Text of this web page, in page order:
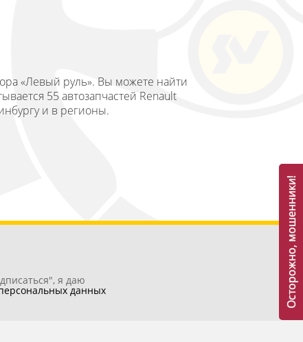
«Левый руль». Вы можете найти
55 автозапчастей Renault
и в регионы.
я даю
данных Осторожно, мошенники!